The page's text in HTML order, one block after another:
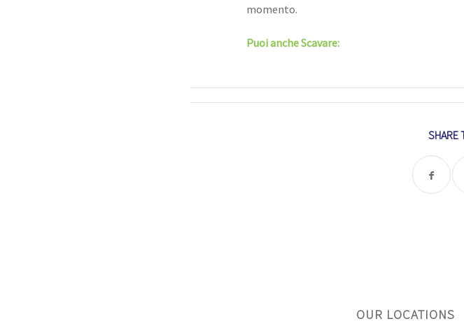
momento.
Puoi anche Scavare:
SHARE
OUR LOCATIONS